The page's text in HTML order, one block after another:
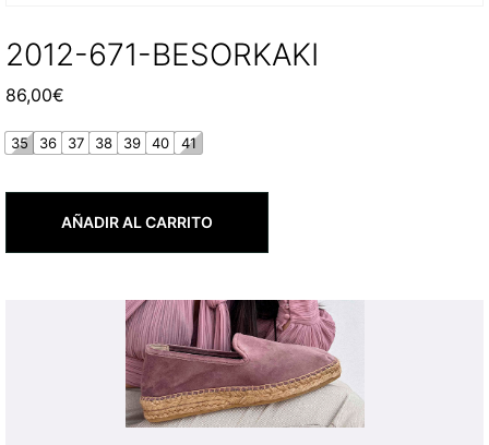
2012-671-BESORKAKI
86,00€
35 36 37 38 39 40 41
AÑADIR AL CARRITO